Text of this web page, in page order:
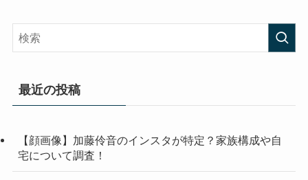
最近の投稿
【顔画像】加藤伶音のインスタが特定？家族構成や自
宅について調査！